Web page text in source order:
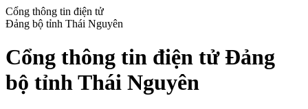
Cổng thông tin điện tử
Đảng bộ tỉnh Thái Nguyên
Cổng thông tin điện tử Đảng
bộ tỉnh Thái Nguyên